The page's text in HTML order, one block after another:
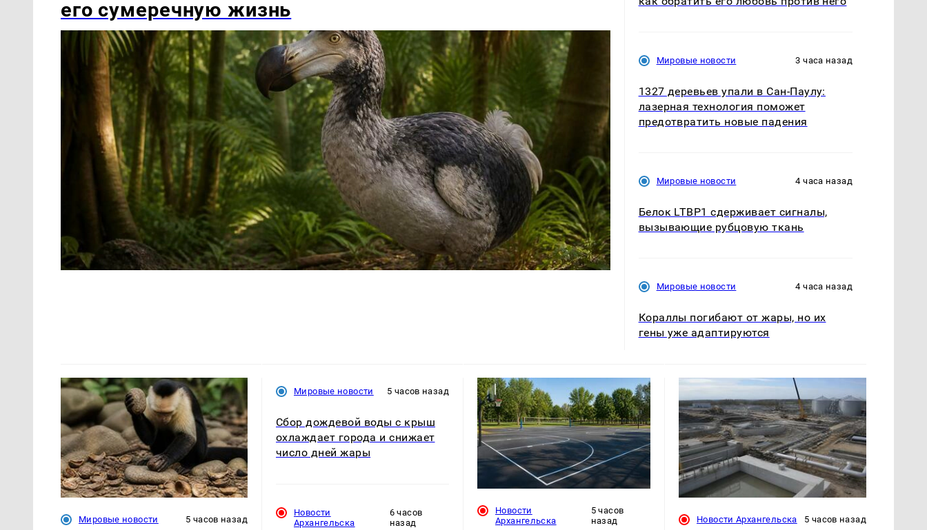
его сумеречную жизнь
Мировые новости 3 часа назад
1327 деревьев упали в Сан-Паулу:
лазерная технология поможет
предотвратить новые падения
Мировые новости 4 часа назад
Белок LTBP1 сдерживает сигналы,
вызывающие рубцовую ткань
Мировые новости 4 часа назад
Кораллы погибают от жары, но их
гены уже адаптируются
Мировые новости 5 часов назад
Мировые новости 5 часов назад
Сбор дождевой воды с крыш
охлаждает города и снижает
число дней жары
Новости
Архангельска
6 часов
назад
Новости
Архангельска
5 часов
назад
Новости Архангельска 5 часов назад